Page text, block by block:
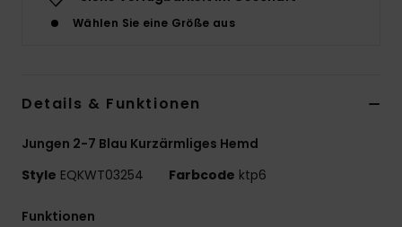
Wählen Sie eine Größe aus
Details & Funktionen
Jungen 2-7 Blau Kurzärmliges Hemd
Style EQKWT03254 Farbcode ktp6
Funktionen